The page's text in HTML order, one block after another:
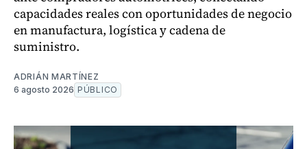
capacidades reales con oportunidades de negocio
en manufactura, logística y cadena de
suministro.
ADRIÁN MARTÍNEZ
6 agosto 2026 PÚBLICO